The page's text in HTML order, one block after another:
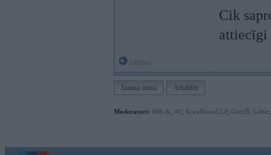
Cik
attiecīgi
Jauna tēma Atbildēt
Moderatori: 968-jk AV AiwaShuraLLP, GirtzB Lafter